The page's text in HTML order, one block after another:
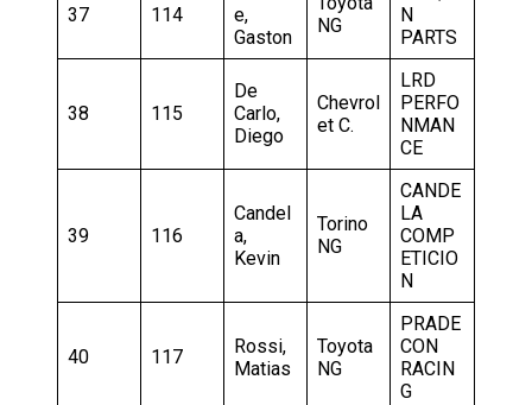
37 114
e,
Gaston
NG
N
PARTS
38 115
De
Carlo,
Diego
Chevrol
et C.
LRD
PERFO
NMAN
CE
39 116
Candel
a,
Kevin
Torino
NG
CANDE
LA
COMP
ETICIO
N
40 117
Rossi,
Matias
Toyota
NG
PRADE
CON
RACIN
G